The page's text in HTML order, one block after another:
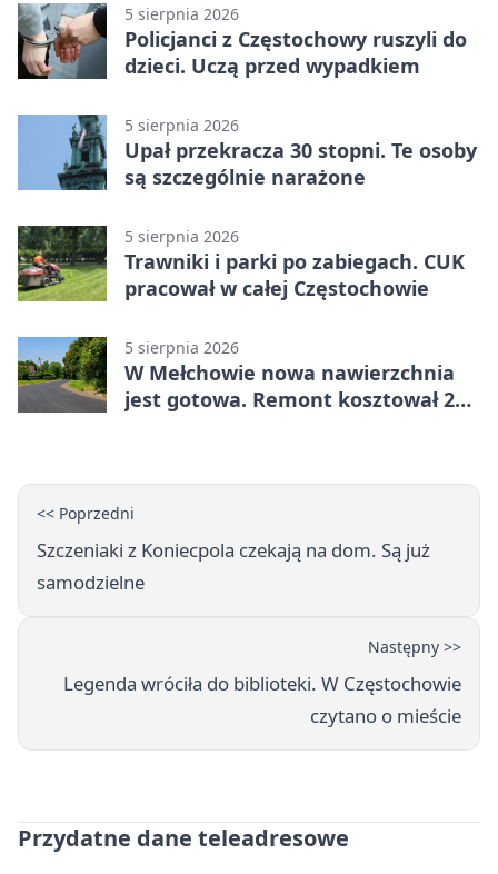
5 sierpnia 2026
Policjanci z Częstochowy ruszyli do
dzieci. Uczą przed wypadkiem
5 sierpnia 2026
Upał przekracza 30 stopni. Te osoby
są szczególnie narażone
5 sierpnia 2026
Trawniki i parki po zabiegach. CUK
pracował w całej Częstochowie
5 sierpnia 2026
W Mełchowie nowa nawierzchnia
jest gotowa. Remont kosztował 222
<< Poprzedni
Szczeniaki z Koniecpola czekają na dom. Są już
samodzielne
Następny >>
Legenda wróciła do biblioteki. W Częstochowie
czytano o mieście
Przydatne dane teleadresowe